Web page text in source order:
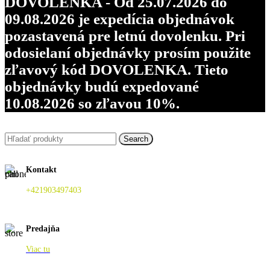
09.08.2026 je expedícia objednávok
pozastavená pre letnú dovolenku. Pri
odosielaní objednávky prosím použite
zľavový kód DOVOLENKA. Tieto
objednávky budú expedované
10.08.2026 so zľavou 10%.
Search
Kontakt
+421903497403
Predajňa
Viac tu